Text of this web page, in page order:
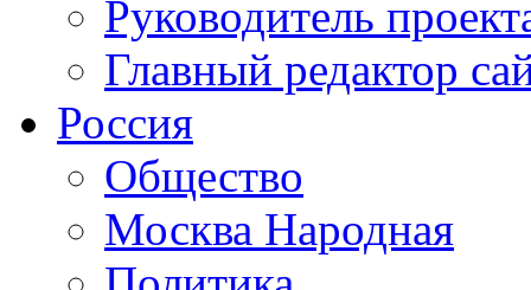
Руководитель
Главный редактор
Россия
Общество
Москва Народная